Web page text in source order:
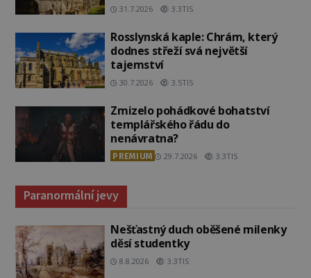
31.7.2026 3.3TIS
Rosslynská kaple: Chrám, který
dodnes střeží svá největší
tajemství
30.7.2026 3.5TIS
Zmizelo pohádkové bohatství
templářského řádu do
nenávratna?
PREMIUM 29.7.2026 3.3TIS
Paranormální jevy
Nešťastný duch oběšené milenky
děsí studentky
8.8.2026 3.3TIS